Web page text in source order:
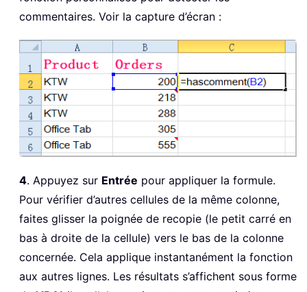
commentaires. Voir la capture d’écran :
4. Appuyez sur Entrée pour appliquer la formule.
Pour vérifier d’autres cellules de la même colonne,
faites glisser la poignée de recopie (le petit carré en
bas à droite de la cellule) vers le bas de la colonne
concernée. Cela applique instantanément la fonction
aux autres lignes. Les résultats s’affichent sous forme